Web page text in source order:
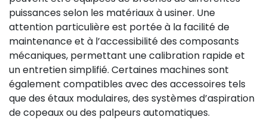
puissances selon les matériaux à usiner. Une
attention particulière est portée à la facilité de
maintenance et à l’accessibilité des composants
mécaniques, permettant une calibration rapide et
un entretien simplifié. Certaines machines sont
également compatibles avec des accessoires tels
que des étaux modulaires, des systèmes d’aspiration
de copeaux ou des palpeurs automatiques.